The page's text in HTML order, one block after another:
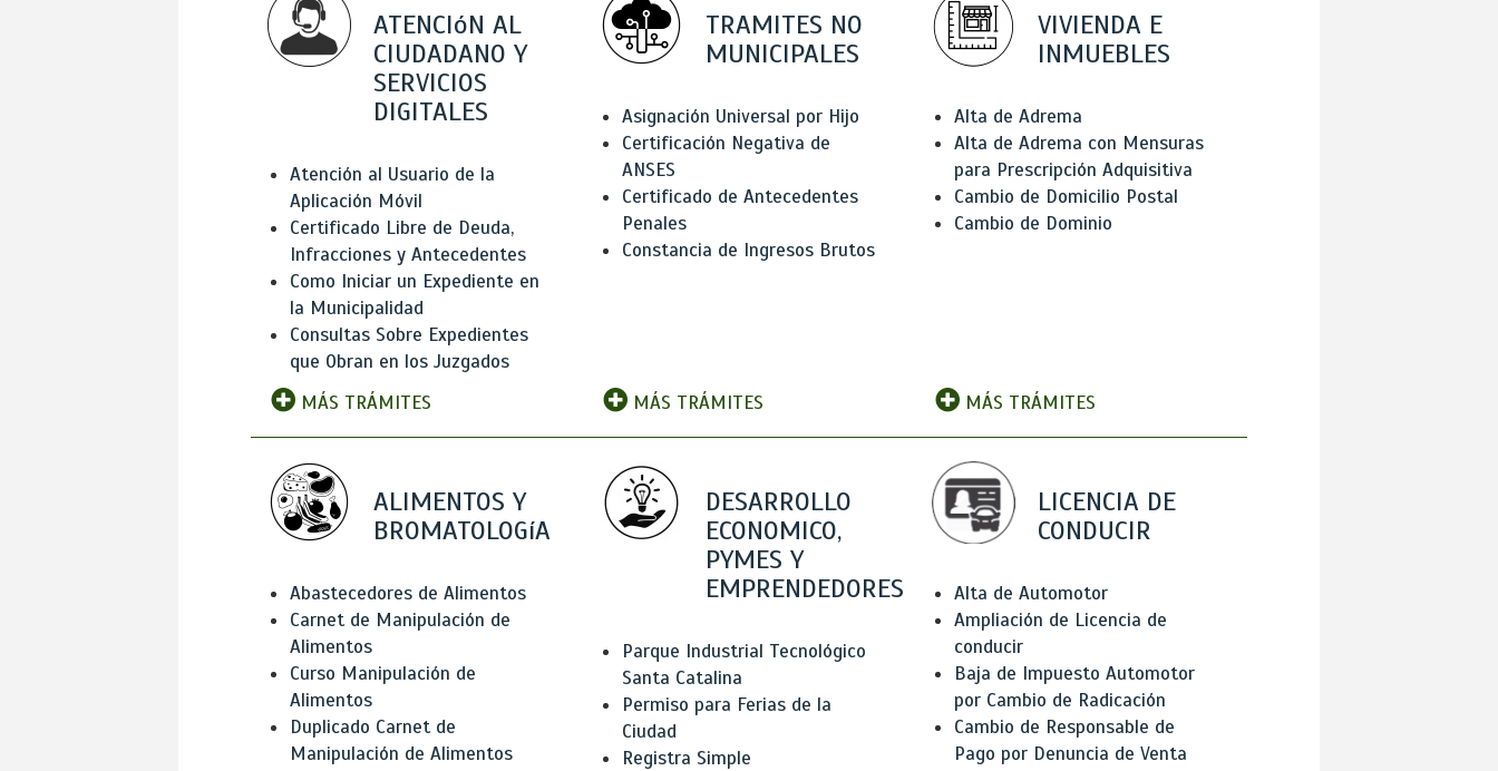
ATENCIóN AL
CIUDADANO Y
SERVICIOS
DIGITALES
Atención al Usuario de la
Aplicación Móvil
Certificado Libre de Deuda,
Infracciones y Antecedentes
Como Iniciar un Expediente en
la Municipalidad
Consultas Sobre Expedientes
que Obran en los Juzgados
MÁS TRÁMITES
TRAMITES NO
MUNICIPALES
Asignación Universal por Hijo
Certificación Negativa de
ANSES
Certificado de Antecedentes
Penales
Constancia de Ingresos Brutos
MÁS TRÁMITES
VIVIENDA E
INMUEBLES
Alta de Adrema
Alta de Adrema con Mensuras
para Prescripción Adquisitiva
Cambio de Domicilio Postal
Cambio de Dominio
MÁS TRÁMITES
ALIMENTOS Y
BROMATOLOGíA
Abastecedores de Alimentos
Carnet de Manipulación de
Alimentos
Curso Manipulación de
Alimentos
Duplicado Carnet de
Manipulación de Alimentos
DESARROLLO
ECONOMICO,
PYMES Y
EMPRENDEDORES
Parque Industrial Tecnológico
Santa Catalina
Permiso para Ferias de la
Ciudad
Registra Simple
LICENCIA DE
CONDUCIR
Alta de Automotor
Ampliación de Licencia de
conducir
Baja de Impuesto Automotor
por Cambio de Radicación
Cambio de Responsable de
Pago por Denuncia de Venta